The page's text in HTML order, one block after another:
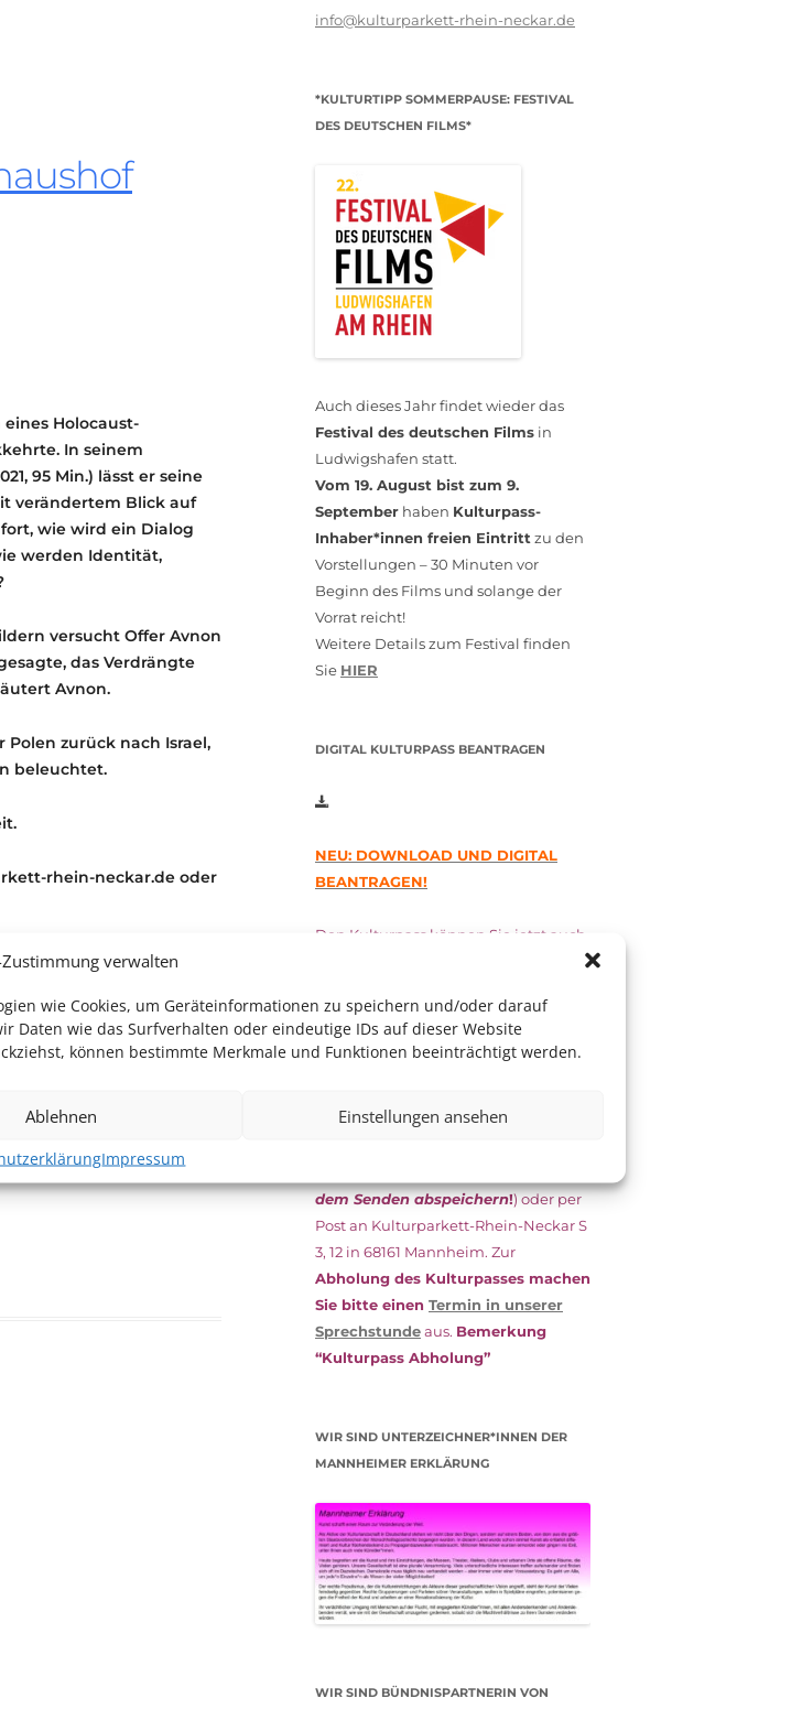
Zustimmung verwalten
wie Cookies, um Geräteinformationen zu speichern und/oder darauf
Daten wie das Surfverhalten oder eindeutige IDs auf dieser Website
können bestimmte Merkmale und Funktionen beeinträchtigt werden.
Ablehnen Einstellungen ansehen
Impressum
DIGITAL
Holocaust-
In seinem
95 Min.) lässt er seine
verändertem Blick auf
wie wird ein Dialog
werden Identität,
versucht Offer Avnon
das Verdrängte
Avnon.
zurück nach Israel,
beleuchtet.
rhein-neckar.de oder
info@kulturparkett-rhein-neckar.de
*KULTURTIPP SOMMERPAUSE: FESTIVAL
DES DEUTSCHEN FILMS*
Auch dieses Jahr findet wieder das
Festival des deutschen Films in
Ludwigshafen statt.
Vom 19. August bist zum 9.
September haben Kulturpass-
Inhaber*innen freien Eintritt zu den
Vorstellungen – 30 Minuten vor
Beginn des Films und solange der
Vorrat reicht!
Weitere Details zum Festival finden
Sie HIER
DIGITAL KULTURPASS BEANTRAGEN
NEU: DOWNLOAD UND DIGITAL
BEANTRAGEN!
Den Kulturpass können Sie jetzt auch
esunterschriebenzusammen mit
dem aktuellen
(Bürgergeld/
das Kulturparkett zurück: Per E-Mail
dem Senden abspeichern!) oder per
Post an Kulturparkett-Rhein-Neckar S
3, 12 in 68161 Mannheim. Zur
Abholung des Kulturpasses machen
Sie bitte einen Termin in unserer
Sprechstundeaus. Bemerkung
“Kulturpass Abholung”
WIR SIND UNTERZEICHNER*INNEN DER
MANNHEIMER ERKLÄRUNG
WIR SIND BÜNDNISPARTNERIN VON